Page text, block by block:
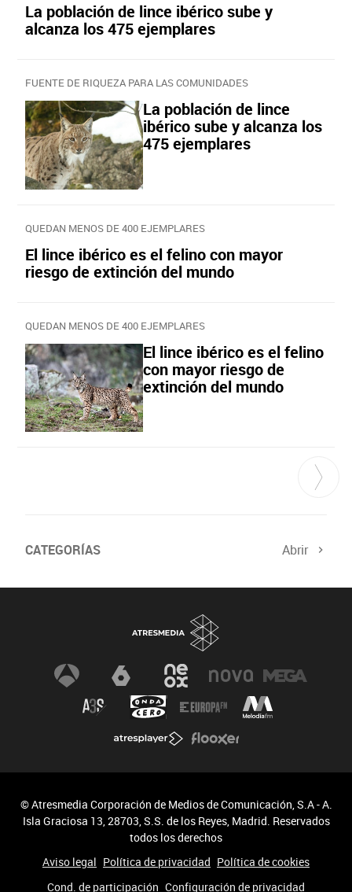
La población de lince ibérico sube y
alcanza los 475 ejemplares
FUENTE DE RIQUEZA PARA LAS COMUNIDADES
La población de lince
ibérico sube y alcanza los
475 ejemplares
QUEDAN MENOS DE 400 EJEMPLARES
El lince ibérico es el felino con mayor
riesgo de extinción del mundo
QUEDAN MENOS DE 400 EJEMPLARES
El lince ibérico es el felino
con mayor riesgo de
extinción del mundo
CATEGORÍAS Abrir
© Atresmedia Corporación de Medios de Comunicación, S.A - A.
Isla Graciosa 13, 28703, S.S. de los Reyes, Madrid. Reservados
todos los derechos
Aviso legal Política de privacidad Política de cookies
Cond. de participación Configuración de privacidad